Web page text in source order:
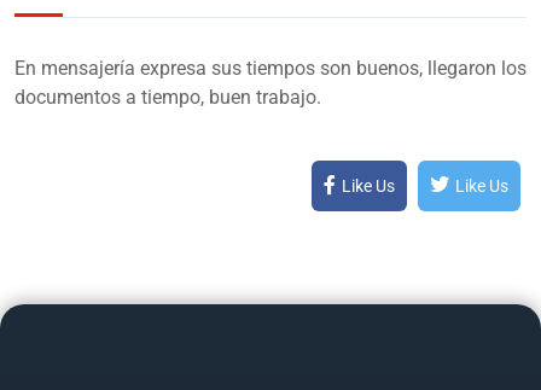
En mensajería expresa sus tiempos son buenos, llegaron los
documentos a tiempo, buen trabajo.
Like Us Like Us